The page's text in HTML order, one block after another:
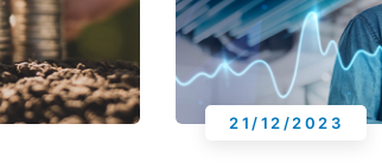
21/12/2023